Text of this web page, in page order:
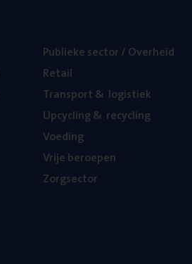
Publie­ke sec­tor / Overheid
Retail
Trans­port& logistiek
Upcy­cling& recycling
Voe­ding
Vrije beroe­pen
Zorg­sec­tor